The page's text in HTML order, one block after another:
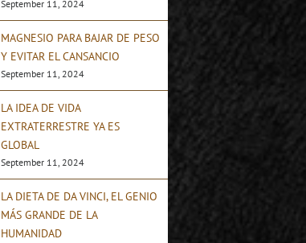
September 11, 2024
MAGNESIO PARA BAJAR DE PESO
Y EVITAR EL CANSANCIO
September 11, 2024
LA IDEA DE VIDA
EXTRATERRESTRE YA ES
GLOBAL
September 11, 2024
LA DIETA DE DA VINCI, EL GENIO
MÁS GRANDE DE LA
HUMANIDAD